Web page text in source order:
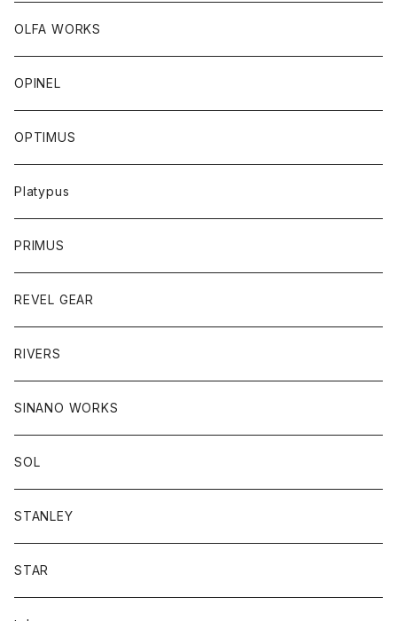
OLFA WORKS
OPINEL
OPTIMUS
Platypus
PRIMUS
REVEL GEAR
RIVERS
SINANO WORKS
SOL
STANLEY
STAR